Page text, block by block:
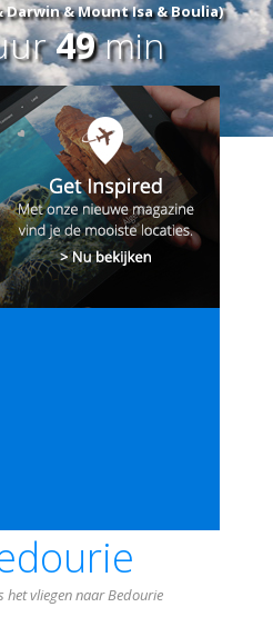
Darwin & Mount Isa & Boulia)
49min
het vliegen naar Bedourie